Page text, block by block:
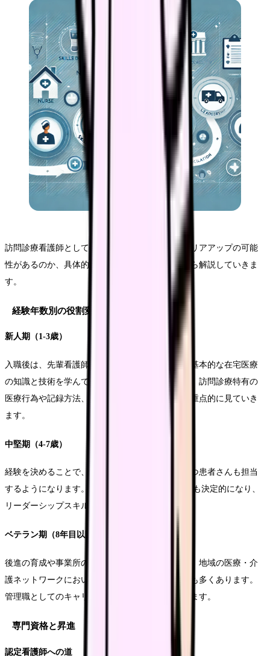
訪問診療看護師として働く中で、どのようなキャリアアップの可能
性があるのか​​、具体的な事例とデータを読みながら解説していきま
す。
経験年数別の役割変化
新人期（1-3歳）
入職後は、先輩看護師との同行訪問から始まり、基本的な在宅医療
の知識と技術を学んでいきます。この時期は特に、訪問診療特有の
医療行為や記録方法、多区画との連携方法などを重点的に見ていき
ます。
中堅期（4-7歳）
経験を決めることで、より複雑な医療ニーズを持つ患者さんも担当
するようになります。 また、新人看護師の指導役も決定的になり、
リーダーシップスキルも培われていきます。
ベテラン期（8年目以降）
後進の育成や事業所の運営にも関わります。また、地域の医療・介
護ネットワークにおいて中心的な役割を担うことも多くあります。
管理職としてのキャリアを選択する方も増えてきます。
専門資格と昇進
認定看護師への道